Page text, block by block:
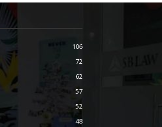
106
72
62
57
52
48